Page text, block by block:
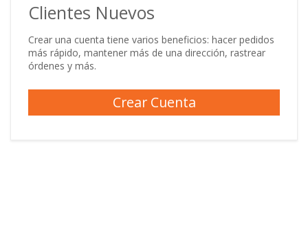
Clientes Nuevos
Crear una cuenta tiene varios beneficios: hacer pedidos
más rápido, mantener más de una dirección, rastrear
órdenes y más.
Crear Cuenta